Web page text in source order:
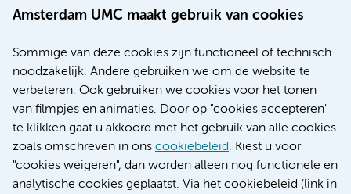
Amsterdam UMC maakt gebruik van cookies
Sommige van deze cookies zijn functioneel of technisch
noodzakelijk. Andere gebruiken we om de website te
verbeteren. Ook gebruiken we cookies voor het tonen
van filmpjes en animaties. Door op "cookies accepteren"
te klikken gaat u akkoord met het gebruik van alle cookies
zoals omschreven in ons cookiebeleid. Kiest u voor
"cookies weigeren", dan worden alleen nog functionele en
analytische cookies geplaatst. Via het cookiebeleid (link in
Werken bij Amsterdam UMC
Nieuws
Research
Educatie locatie AMC
Educatie locatie VUmc